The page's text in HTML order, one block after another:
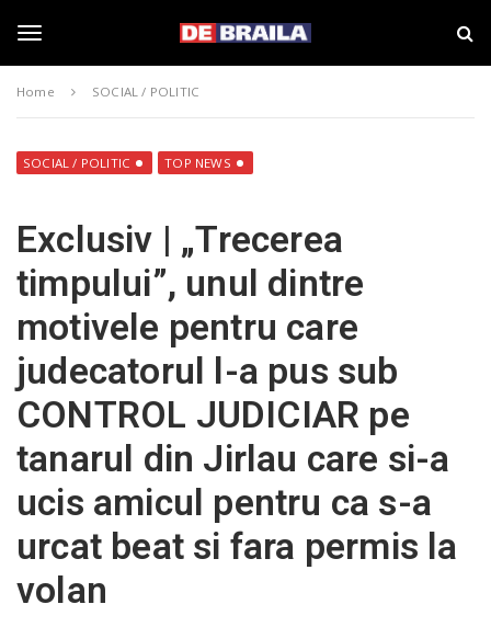
g
l
e
n
a
v
i
a
a
–
d
e
b
r
a
i
l
a
.
r
o
Home SOCIAL / POLITIC
SOCIAL / POLITIC TOP NEWS
Exclusiv | „Trecerea
timpului”, unul dintre
motivele pentru care
judecatorul l-a pus sub
CONTROL JUDICIAR pe
tanarul din Jirlau care si-a
ucis amicul pentru ca s-a
urcat beat si fara permis la
volan